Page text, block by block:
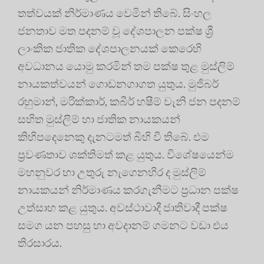
තත්වයක් නිර්මාණය වෙමින් තිබේ. සිංහල
ජනතාව මත පදනම් වූ දේශපාලන පක්ෂ ශ්‍රී
ලාංකික ජාතික දේශපාලනයක් කෙරෙහි
අවධානය යොමු කරමින් තම පක්ෂ තුළ මුස්ලිම්
නායකත්වයන් ගොඩනගාගත යුතුය. මුජිබර්
රහුමාන්, මරික්කාර්, කබීර් හෂීම් වැනි ජන පදනම්
සහිත මුස්ලිම් හා ජාතික නායකයන්
කිහිපදෙනෙකු දැනටමත් බිහි වී තිබේ. එම
ප්‍රවණතාව ශක්තිමත් කළ යුතුය. විශේෂයෙන්ම
මහනුවර හා උතුරු නැගෙනහිර ද මුස්ලිම්
නායකයන් නිර්මාණය කරගැනීමට ප්‍රධාන පක්ෂ
උත්සාහ කළ යුතුය. අවස්ථාවාදී ජාතිවාදී පක්ෂ
සමග යන පහසු හා අවදානම් ගමනට වඩා එය
තිරසාරය.